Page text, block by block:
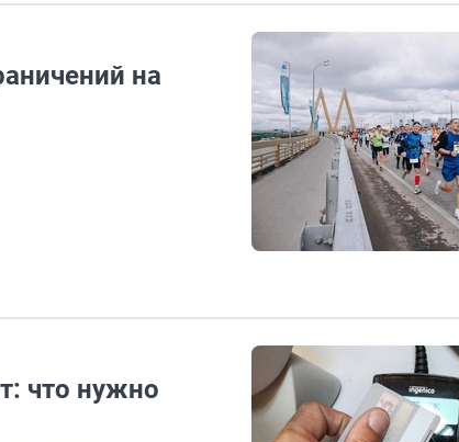
на
что нужно